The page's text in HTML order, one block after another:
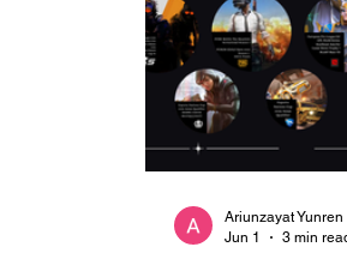
Ariunzayat Yunren
Jun 1
3 min